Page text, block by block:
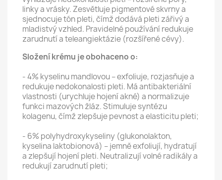
linky a vrásky. Zesvětluje pigmentové skvrny a
sjednocuje tón pleti, čímž dodává pleti zářivý a
mladistvý vzhled. Pravidelné používání redukuje
zarudnutí a teleangiektázie (rozšířené cévy).
Složení krému je obohaceno o:
- 4% kyselinu mandlovou – exfoliuje, rozjasňuje a
redukuje nedokonalosti pleti. Má antibakteriální
vlastnosti (urychluje hojení akné) a normalizuje
funkci mazových žláz. Stimuluje syntézu
kolagenu, čímž zlepšuje pevnost a elasticitu pleti;
- 6% polyhydroxykyseliny (glukonolakton,
kyselina laktobionová) – jemně exfoliují, hydratují
a zlepšují hojení pleti. Neutralizují volné radikály a
redukují zarudnutí pleti;